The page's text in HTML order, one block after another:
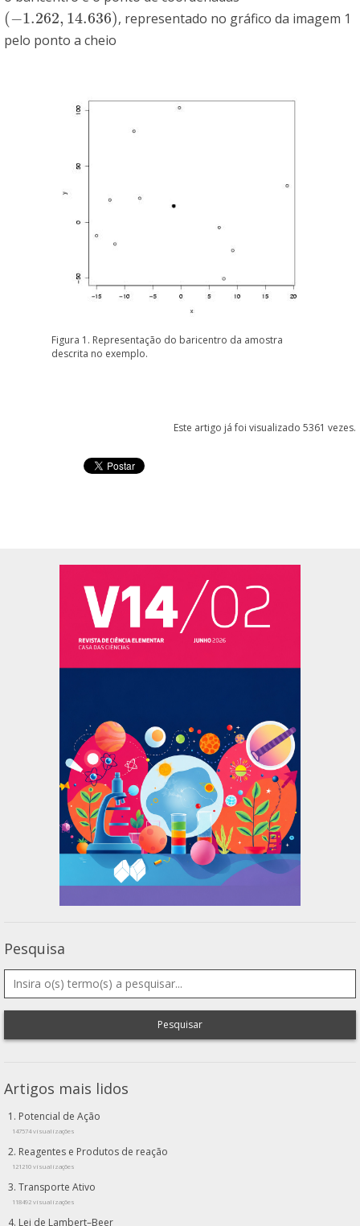
(−1.262, 14.636)
(−1.262,14.636)
, representado no gráfico da imagem 1
pelo ponto a cheio
Figura 1. Representação do baricentro da amostra
descrita no exemplo.
Este artigo já foi visualizado 5361 vezes.
Pesquisa
Pesquisar
Artigos mais lidos
Potencial de Ação
147574 visualizações
Reagentes e Produtos de reação
121210 visualizações
Transporte Ativo
118492 visualizações
Lei de Lambert–Beer